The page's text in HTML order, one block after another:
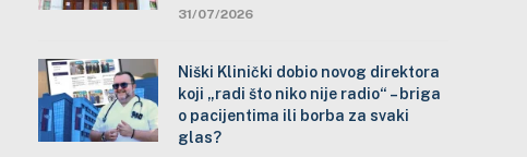
31/07/2026
Niški Klinički dobio novog direktora
koji „radi što niko nije radio“ – briga
o pacijentima ili borba za svaki
glas?